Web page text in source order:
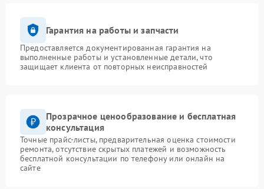
Гарантия на работы и запчасти
Предоставляется документированная гарантия на
выполненные работы и установленные детали, что
защищает клиента от повторных неисправностей
Прозрачное ценообразование и бесплатная
консультация
Точные прайс-листы, предварительная оценка стоимости
ремонта, отсутствие скрытых платежей и возможность
бесплатной консультации по телефону или онлайн на
сайте